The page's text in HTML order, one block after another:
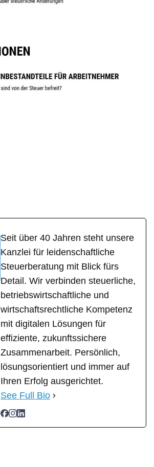
Seit über 40 Jahren steht unsere
Kanzlei für leidenschaftliche
Steuerberatung mit Blick fürs
Detail. Wir verbinden steuerliche,
betriebswirtschaftliche und
wirtschaftsrechtliche Kompetenz
mit digitalen Lösungen für
effiziente, zukunftssichere
Zusammenarbeit. Persönlich,
lösungsorientiert und immer auf
Ihren Erfolg ausgerichtet.
See Full Bio